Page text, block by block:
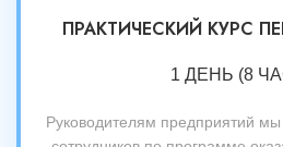
ПРАКТИЧЕСКИЙ КУРС
1 ДЕНЬ (8
Руководителям предприятий